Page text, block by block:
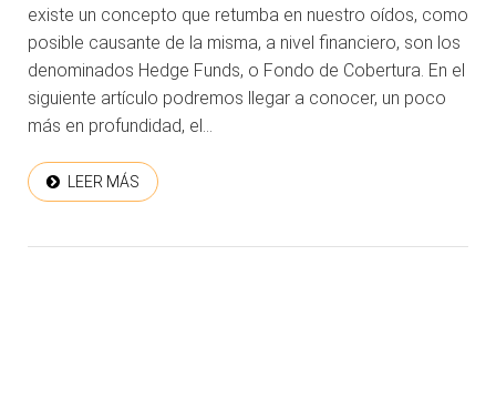
existe un concepto que retumba en nuestro oídos, como
posible causante de la misma, a nivel financiero, son los
denominados Hedge Funds, o Fondo de Cobertura. En el
siguiente artículo podremos llegar a conocer, un poco
más en profundidad, el...
LEER MÁS